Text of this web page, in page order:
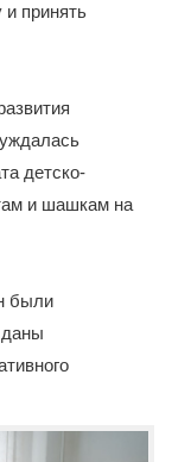
и принять
детско-
и шашкам на
были